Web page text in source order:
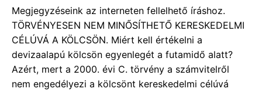
Megjegyzéseink az interneten fellelhető íráshoz.
TÖRVÉNYESEN NEM MINŐSÍTHETŐ KERESKEDELMI
CÉLÚVÁ A KÖLCSÖN. Miért kell értékelni a
devizaalapú kölcsön egyenlegét a futamidő alatt?
Azért, mert a 2000. évi C. törvény a számvitelről
nem engedélyezi a kölcsönt kereskedelmi célúvá